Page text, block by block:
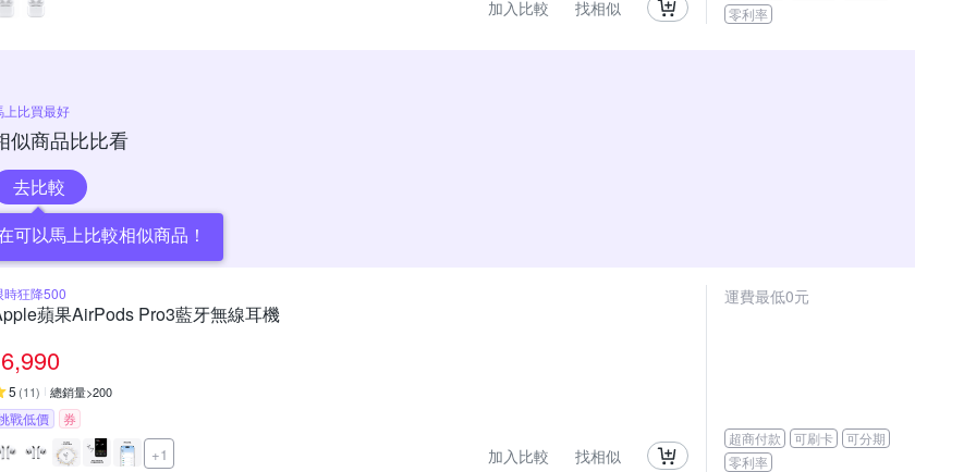
加入比較 找相似
零利率
上比買最好
似商品比比看
去比較
可以馬上比較相似商品！
時狂降500
蘋果AirPods Pro3藍牙無線耳機
6,990
5 (11) 總銷量>200
戰低價 券
+1 加入比較 找相似
運費最低0元
超商付款 可刷卡
可分期
零利率